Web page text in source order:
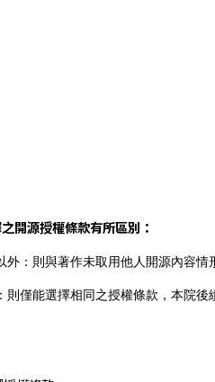
開源授權條款有所區別：
外： 則與著作未取用他人開源內容情
則僅能選擇相同之授權條款，本院後